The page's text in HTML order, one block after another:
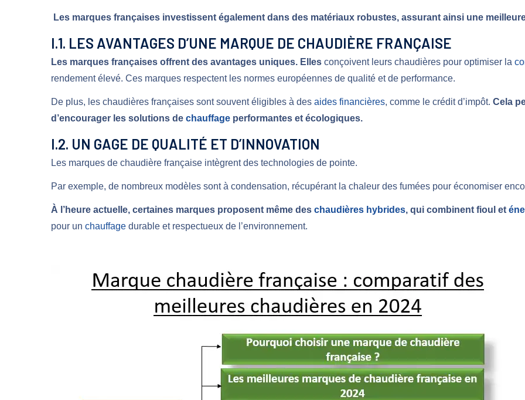
Les marques françaises investissent également dans des matériaux robustes, assurant ainsi une
I.1. LES AVANTAGES D’UNE MARQUE DE CHAUDIÈRE FRANÇAISE
Les marques françaises offrent des avantages uniques. Elles conçoivent leurs chaudières pour optimiser la
rendement élevé. Ces marques respectent les normes européennes de qualité et de performance.
De plus, les chaudières françaises sont souvent éligibles à des aides financières, comme le crédit d’impôt. Cela
d’encourager les solutions de chauffage performantes et écologiques.
I.2. UN GAGE DE QUALITÉ ET D’INNOVATION
Les marques de chaudière française intègrent des technologies de pointe.
Par exemple, de nombreux modèles sont à condensation, récupérant la chaleur des fumées pour économiser
À l’heure actuelle, certaines marques proposent même des chaudières hybrides, qui combinent fioul et
pour un chauffage durable et respectueux de l’environnement.